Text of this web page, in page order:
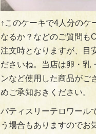
↑このケーキで4人分のケ
なるか？などのご質問も
注文時となりますが、目
ださいね。当店は卵・乳
ンなど使用した商品がご
めご承知おきください。
パティスリーテロワール
う場合もありますのでお